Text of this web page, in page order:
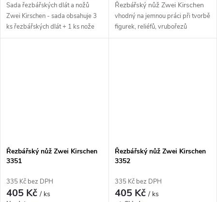
Sada řezbářských dlát a nožů
Zwei Kirschen - sada obsahuje 3
ks řezbářských dlát + 1 ks nože
Řezbářský nůž Zwei Kirschen
vhodný na jemnou práci při tvorbě
figurek, reliéfů, vrubořezů
Řezbářský nůž Zwei Kirschen
3351
335 Kč bez DPH
405 Kč/ ks
Řezbářský nůž Zwei Kirschen
3352
335 Kč bez DPH
405 Kč/ ks